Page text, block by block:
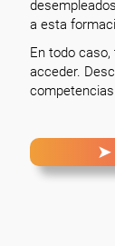
a esta
En todo
acceder.
➤